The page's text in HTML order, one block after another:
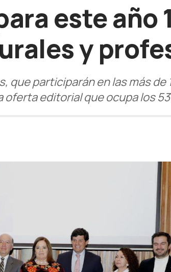
este
y
que participarán en las más
editorial que ocupa los